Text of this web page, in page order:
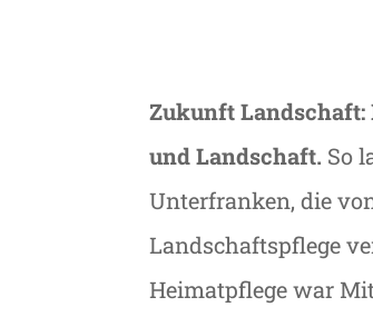
Zukunft
und Landschaft. So
Unterfranken, die
Landschaftspflege
Heimatpflege war